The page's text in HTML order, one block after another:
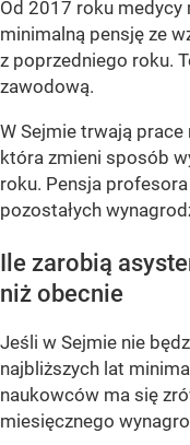
Od 2017 roku medycy
minimalną pensję ze
z poprzedniego roku.
zawodową.
W Sejmie trwają
która zmieni sposób
roku. Pensja
pozostałych
Ile zarobią
niż obecnie
Jeśli w Sejmie nie
najbliższych lat
naukowców ma się
miesięcznego